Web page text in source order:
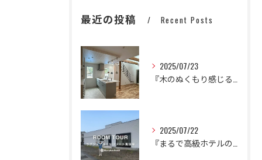
最近の投稿 Recent Posts
2025/07/23
『木のぬくもり感じるかわいいナチュラルハウス』
2025/07/22
『まるで高級ホテルのように。